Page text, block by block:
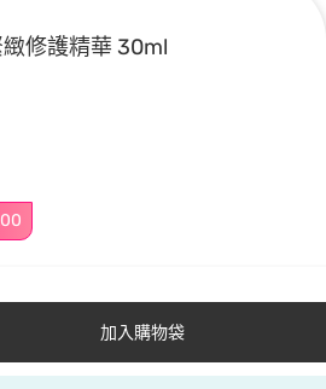
修護精華 30ml
加入購物袋